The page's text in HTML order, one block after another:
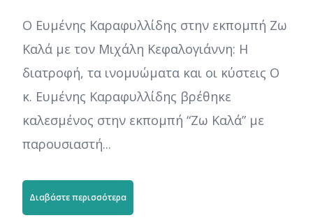
Ο Ευμένης Καραφυλλίδης στην εκπομπή Ζω
Καλά με τον Μιχάλη Κεφαλογιάννη: Η
διατροφή, τα ινομυώματα και οι κύστεις Ο
κ. Ευμένης Καραφυλλίδης βρέθηκε
καλεσμένος στην εκπομπή “Ζω Καλά” με
παρουσιαστή...
Διαβάστε περισσότερα